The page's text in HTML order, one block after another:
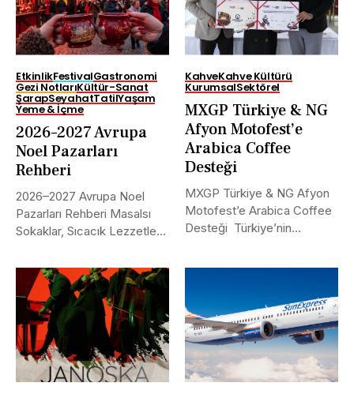
EtkinlikFestivalGastronomi
Gezi NotlarıKültür-Sanat
ŞarapSeyahatTatilYaşam
Yeme & İçme
2026–2027 Avrupa
Noel Pazarları
Rehberi
2026–2027 Avrupa Noel
Pazarları Rehberi Masalsı
Sokaklar, Sıcacık Lezzetler
KahveKahve Kültürü
KurumsalSektörel
MXGP Türkiye & NG
Afyon Motofest’e
Arabica Coffee
Desteği
MXGP Türkiye & NG Afyon
Motofest’e Arabica Coffee
Desteği Türkiye’nin